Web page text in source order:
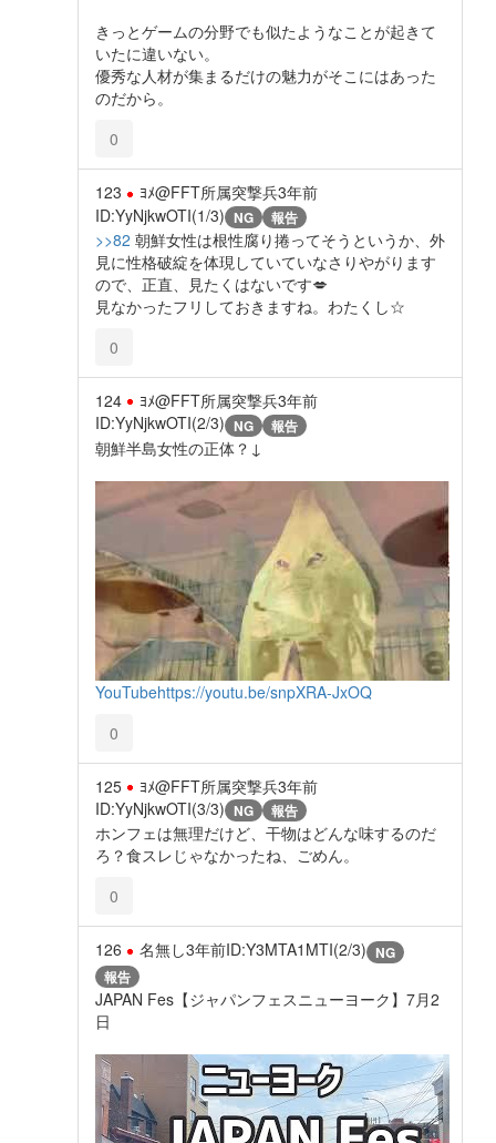
きっとゲームの分野でも似たようなことが起きて
いたに違いない。
優秀な人材が集まるだけの魅力がそこにはあった
のだから。
0
123 ﾖﾒ@FFT所属突撃兵3年前
ID:YyNjkwOTI(1/3) NG 報告
>>82 朝鮮女性は根性腐り捲ってそうというか、外
見に性格破綻を体現していていなさりやがります
ので、正直、見たくはないです💋
見なかったフリしておきますね。わたくし☆
0
124 ﾖﾒ@FFT所属突撃兵3年前
ID:YyNjkwOTI(2/3) NG 報告
朝鮮半島女性の正体？↓
YouTubehttps://youtu.be/snpXRA-JxOQ
0
125 ﾖﾒ@FFT所属突撃兵3年前
ID:YyNjkwOTI(3/3) NG 報告
ホンフェは無理だけど、干物はどんな味するのだ
ろ？食スレじゃなかったね、ごめん。
0
126 名無し3年前ID:Y3MTA1MTI(2/3) NG
報告
JAPAN Fes【ジャパンフェスニューヨーク】7月2
日